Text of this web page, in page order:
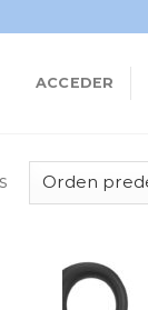
ACCEDER